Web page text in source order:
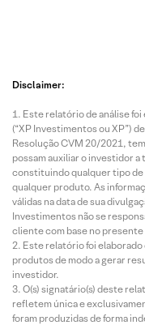
Disclaimer:
Este relatório de análise
(“XP Investimentos ou XP”)
Resolução CVM 20/2021,
possam auxiliar o investidor
constituindo qualquer tipo de
qualquer produto. As
válidas na data de sua
Investimentos não se
cliente com base no
Este relatório foi
produtos de modo a gerar
investidor.
O(s) signatário(s) deste
refletem única e
foram produzidas de forma